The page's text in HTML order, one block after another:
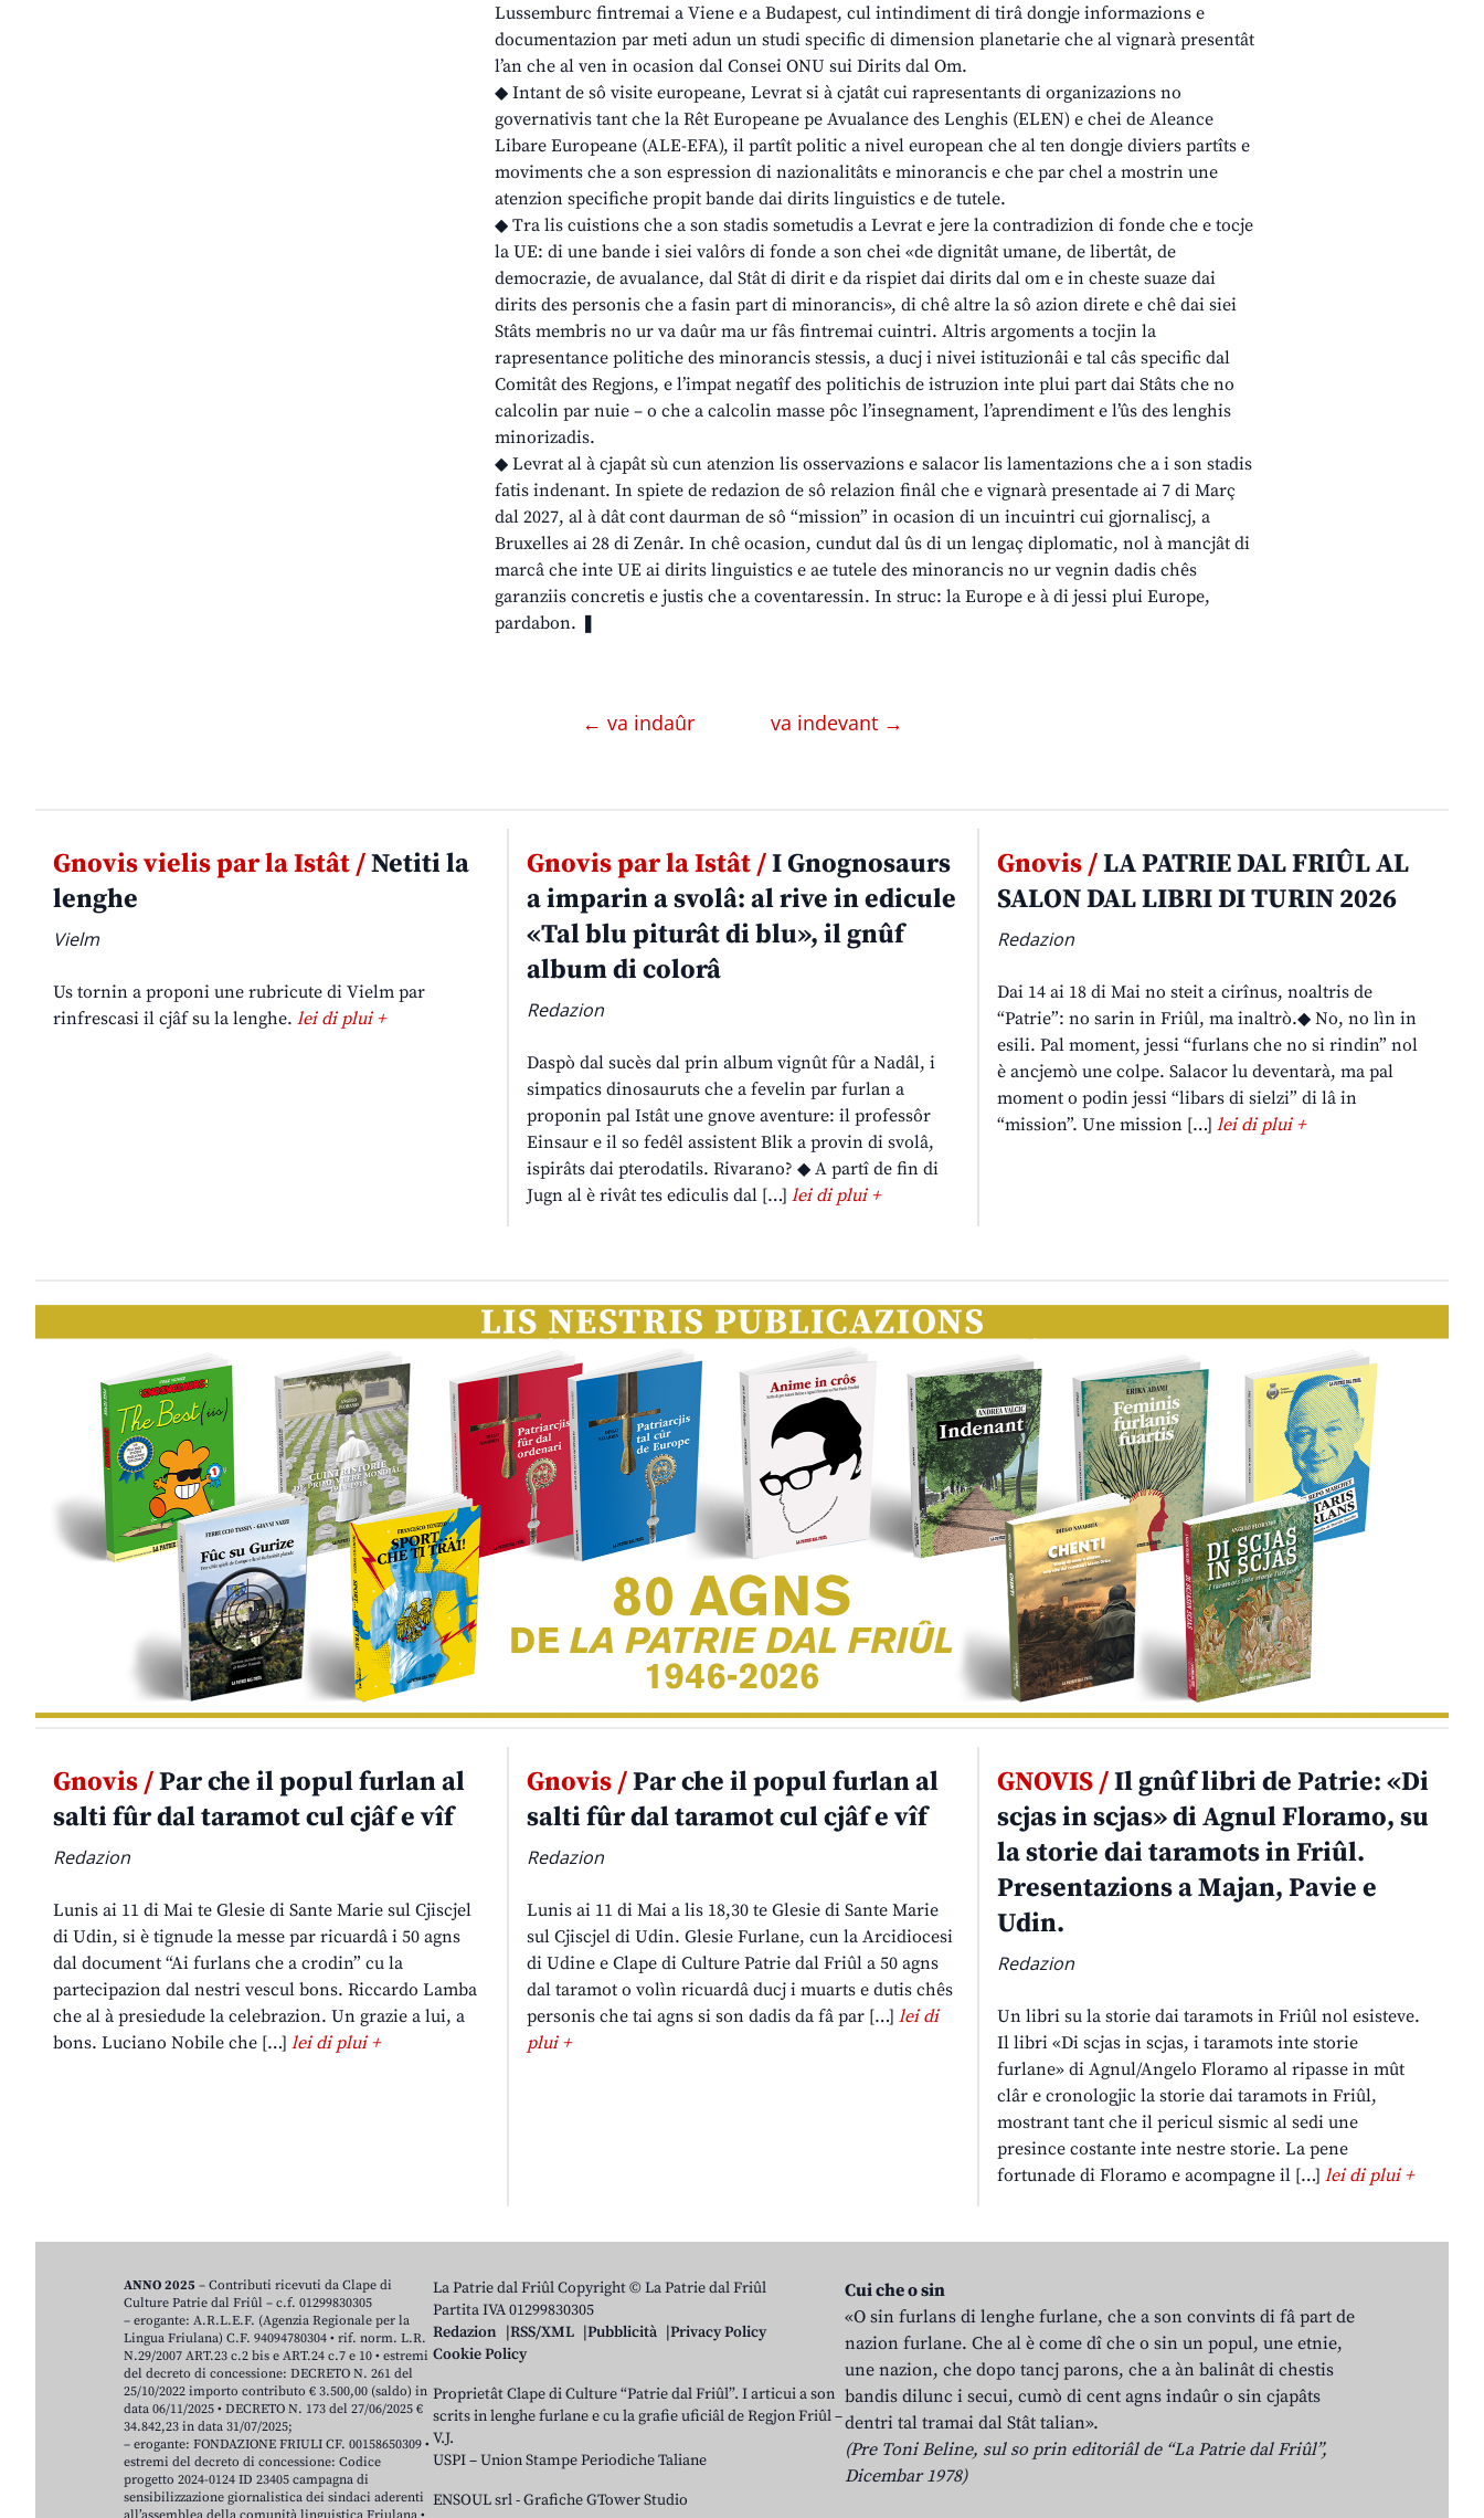
Lussemburc fintremai a Viene e a Budapest, cul intindiment di tirâ dongje informazions e
documentazion par meti adun un studi specific di dimension planetarie che al vignarà presentât
l’an che al ven in ocasion dal Consei ONU sui Dirits dal Om.
◆ Intant de sô visite europeane, Levrat si à cjatât cui rapresentants di organizazions no
governativis tant che la Rêt Europeane pe Avualance des Lenghis (ELEN) e chei de Aleance
Libare Europeane (ALE-EFA), il partît politic a nivel european che al ten dongje diviers partîts e
moviments che a son espression di nazionalitâts e minorancis e che par chel a mostrin une
atenzion specifiche propit bande dai dirits linguistics e de tutele.
◆ Tra lis cuistions che a son stadis sometudis a Levrat e jere la contradizion di fonde che e tocje
la UE: di une bande i siei valôrs di fonde a son chei «de dignitât umane, de libertât, de
democrazie, de avualance, dal Stât di dirit e da rispiet dai dirits dal om e in cheste suaze dai
dirits des personis che a fasin part di minorancis», di chê altre la sô azion direte e chê dai siei
Stâts membris no ur va daûr ma ur fâs fintremai cuintri. Altris argoments a tocjin la
rapresentance politiche des minorancis stessis, a ducj i nivei istituzionâi e tal câs specific dal
Comitât des Regjons, e l’impat negatîf des politichis de istruzion inte plui part dai Stâts che no
calcolin par nuie – o che a calcolin masse pôc l’insegnament, l’aprendiment e l’ûs des lenghis
minorizadis.
◆ Levrat al à cjapât sù cun atenzion lis osservazions e salacor lis lamentazions che a i son stadis
fatis indenant. In spiete de redazion de sô relazion finâl che e vignarà presentade ai 7 di Març
dal 2027, al à dât cont daurman de sô “mission” in ocasion di un incuintri cui gjornaliscj, a
Bruxelles ai 28 di Zenâr. In chê ocasion, cundut dal ûs di un lengaç diplomatic, nol à mancjât di
marcâ che inte UE ai dirits linguistics e ae tutele des minorancis no ur vegnin dadis chês
garanziis concretis e justis che a coventaressin. In struc: la Europe e à di jessi plui Europe,
pardabon. ❚
← va indaûr va indevant →
Gnovis vielis par la Istât /Netiti la
lenghe
Vielm
Us tornin a proponi une rubricute di Vielm par
rinfrescasi il cjâf su la lenghe. lei di plui +
Gnovis par la Istât /I Gnognosaurs
a imparin a svolâ: al rive in edicule
«Tal blu piturât di blu», il gnûf
album di colorâ
Redazion
Daspò dal sucès dal prin album vignût fûr a Nadâl, i
simpatics dinosauruts che a fevelin par furlan a
proponin pal Istât une gnove aventure: il professôr
Einsaur e il so fedêl assistent Blik a provin di svolâ,
ispirâts dai pterodatils. Rivarano? ◆ A partî de fin di
Jugn al è rivât tes ediculis dal […] lei di plui +
Gnovis /LA PATRIE DAL FRIÛL AL
SALON DAL LIBRI DI TURIN 2026
Redazion
Dai 14 ai 18 di Mai no steit a cirînus, noaltris de
“Patrie”: no sarin in Friûl, ma inaltrò.◆ No, no lìn in
esili. Pal moment, jessi “furlans che no si rindin” nol
è ancjemò une colpe. Salacor lu deventarà, ma pal
moment o podin jessi “libars di sielzi” di lâ in
“mission”. Une mission […]lei di plui +
Gnovis /Par che il popul furlan al
salti fûr dal taramot cul cjâf e vîf
Redazion
Lunis ai 11 di Mai te Glesie di Sante Marie sul Cjiscjel
di Udin, si è tignude la messe par ricuardâ i 50 agns
dal document “Ai furlans che a crodin” cu la
partecipazion dal nestri vescul bons. Riccardo Lamba
che al à presiedude la celebrazion. Un grazie a lui, a
bons. Luciano Nobile che […] lei di plui +
Gnovis /Par che il popul furlan al
salti fûr dal taramot cul cjâf e vîf
Redazion
Lunis ai 11 di Mai a lis 18,30 te Glesie di Sante Marie
sul Cjiscjel di Udin. Glesie Furlane, cun la Arcidiocesi
di Udine e Clape di Culture Patrie dal Friûl a 50 agns
dal taramot o volìn ricuardâ ducj i muarts e dutis chês
personis che tai agns si son dadis da fâ par […] lei di
plui +
GNOVIS /Il gnûf libri de Patrie: «Di
scjas in scjas» di Agnul Floramo, su
la storie dai taramots in Friûl.
Presentazions a Majan, Pavie e
Udin.
Redazion
Un libri su la storie dai taramots in Friûl nol esisteve.
Il libri «Di scjas in scjas, i taramots inte storie
furlane» di Agnul/Angelo Floramo al ripasse in mût
clâr e cronologjic la storie dai taramots in Friûl,
mostrant tant che il pericul sismic al sedi une
presince costante inte nestre storie. La pene
fortunade di Floramo e acompagne il […]lei di plui +
La Patrie dal Friûl Copyright © La Patrie dal Friûl
Partita IVA 01299830305
Redazion
RSS/XML Pubblicità
Privacy Policy
Cookie Policy
Proprietât Clape di Culture “Patrie dal Friûl”. I articui a son
scrits in lenghe furlane e cu la grafie uficiâl de Regjon Friûl –
V.J.
USPI – Union Stampe Periodiche Taliane
ENSOUL srl-Grafiche GTower Studio
Cui che o sin
«O sin furlans di lenghe furlane, che a son convints di fâ part de
nazion furlane. Che al è come dî che o sin un popul, une etnie,
une nazion, che dopo tancj parons, che a àn balinât di chestis
bandis dilunc i secui, cumò di cent agns indaûr o sin cjapâts
dentri tal tramai dal Stât talian».
(Pre Toni Beline, sul so prin editoriâl de “La Patrie dal Friûl”,
Dicembar 1978)
ANNO 2025 – Contributi ricevuti da Clape di
Culture Patrie dal Friûl – c.f. 01299830305
– erogante: A.R.L.E.F. (Agenzia Regionale per la
Lingua Friulana) C.F. 94094780304 • rif. norm. L.R.
N.29/2007 ART.23 c.2 bis e ART.24 c.7 e 10 • estremi
del decreto di concessione: DECRETO N. 261 del
25/10/2022 importo contributo € 3.500,00 (saldo) in
data 06/11/2025 • DECRETO N. 173 del 27/06/2025 €
34.842,23 in data 31/07/2025;
– erogante: FONDAZIONE FRIULI CF. 00158650309 •
estremi del decreto di concessione: Codice
progetto 2024-0124 ID 23405 campagna di
sensibilizzazione giornalistica dei sindaci aderenti